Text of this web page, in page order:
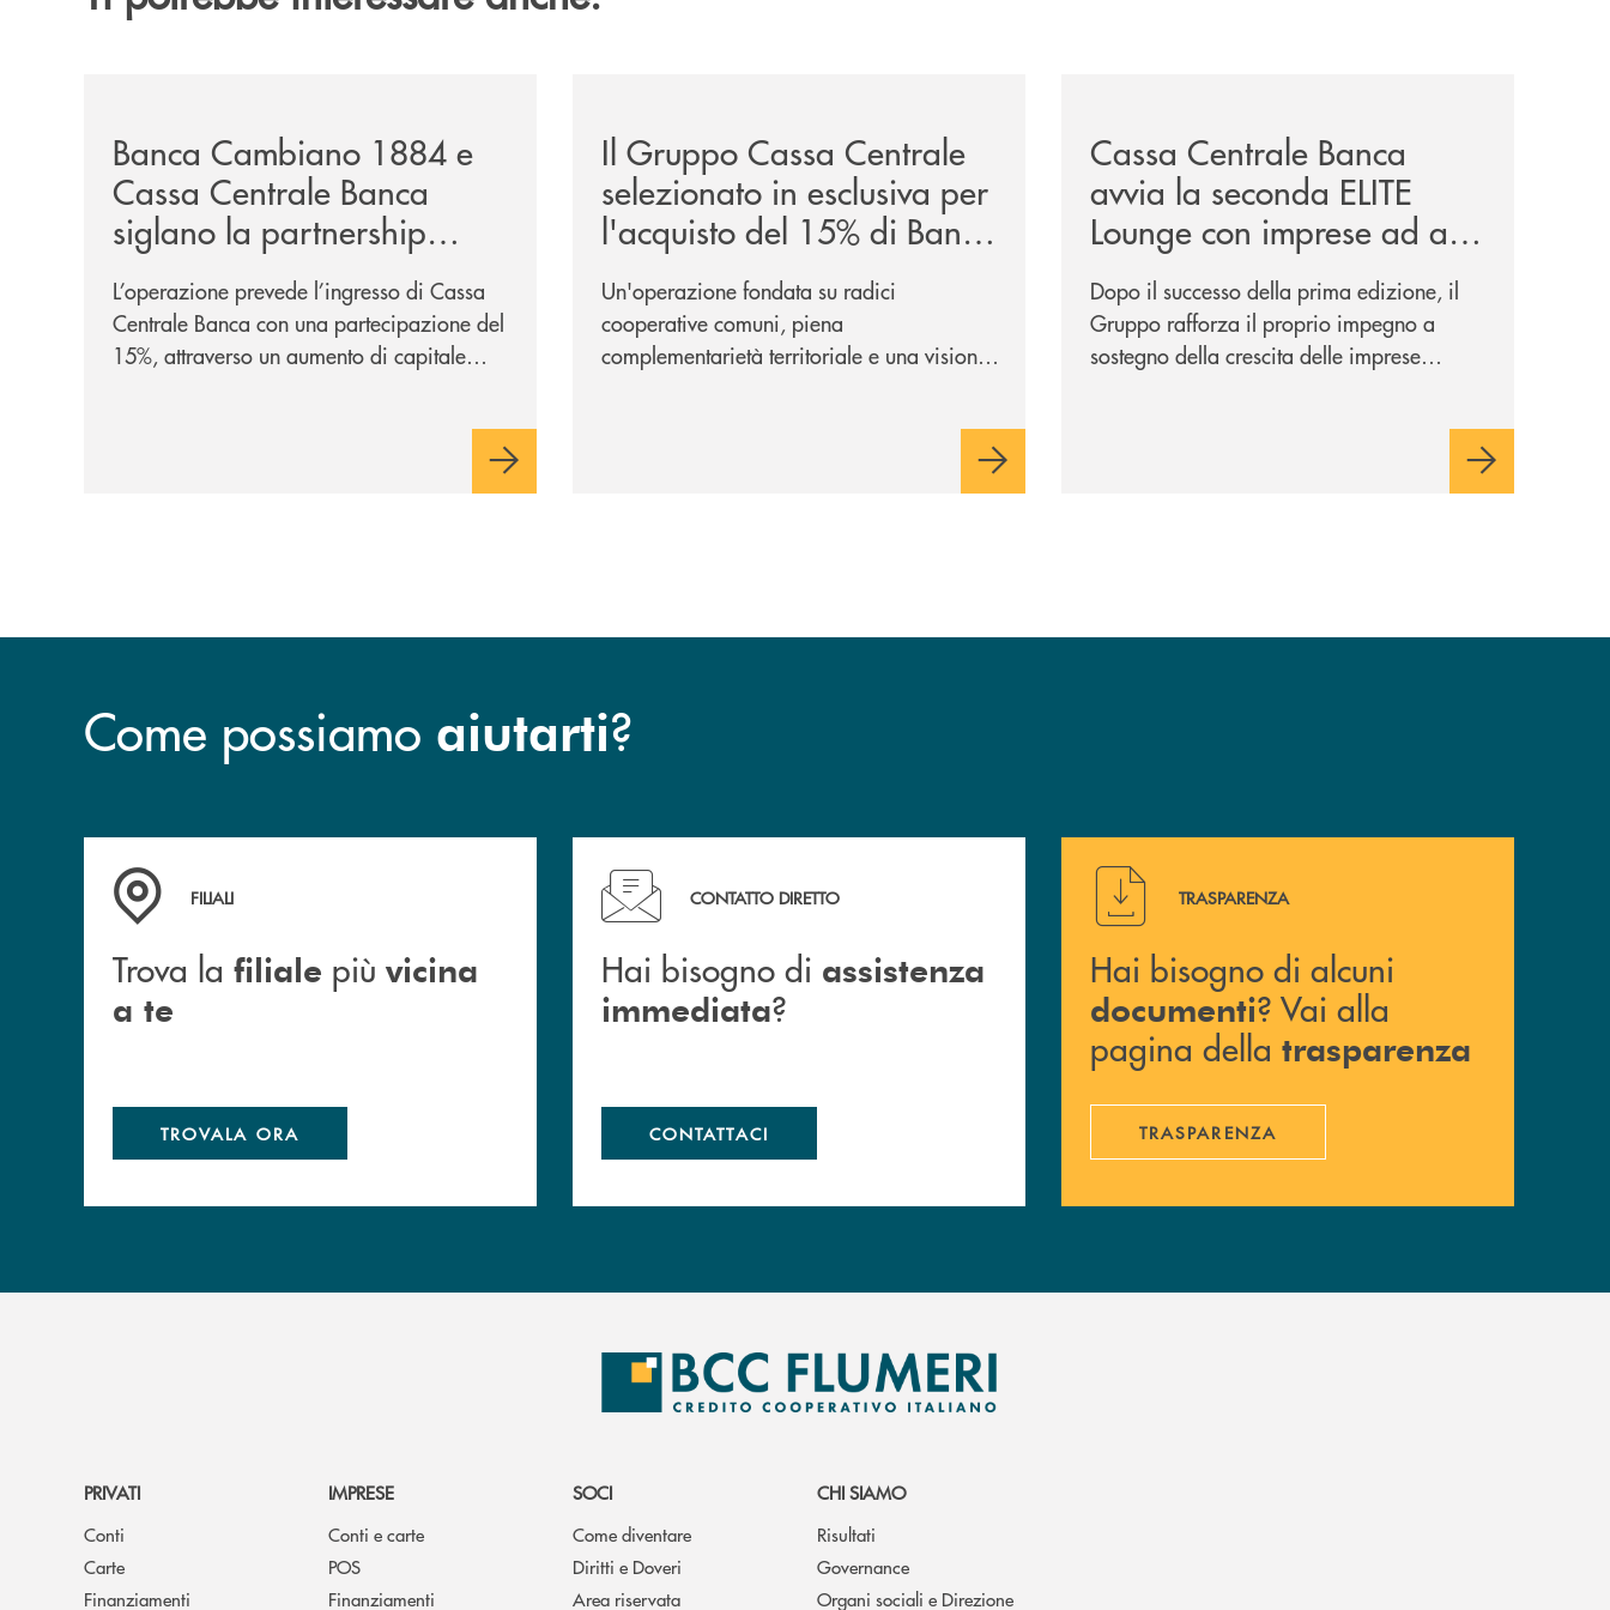
Banca Cambiano 1884 e
Cassa Centrale Banca
siglano la partnership
strategica
L’operazione prevede l’ingresso di Cassa
Centrale Banca con una partecipazione del
15%, attraverso un aumento di capitale
sulla condivisione di valori comuni e sulla
prossimità ai territori, per ampliare l’offerta
Il Gruppo Cassa Centrale
selezionato in esclusiva per
l'acquisto del 15% di Banca
Cambiano 1884
Un'operazione fondata su radici
cooperative comuni, piena
complementarietà territoriale e una visione
Cassa Centrale Banca
avvia la seconda ELITE
Lounge con imprese ad alto
potenziale
Dopo il successo della prima edizione, il
Gruppo rafforza il proprio impegno a
sostegno della crescita delle imprese
Come possiamo aiutarti?
Trova la filiale più vicina a te
FILIALI
Trova la filiale più vicina
a te
TROVALA ORA
Hai bisogno di assistenza immediata ?
CONTATTO DIRETTO
Hai bisogno di assistenza
immediata?
CONTATTACI
Hai bisogno di alcuni documenti ? Vai alla pagina della
TRASPARENZA
Hai bisogno di alcuni
documenti? Vai alla
pagina della trasparenza
TRASPARENZA
PRIVATI
Conti
Carte
Finanziamenti
IMPRESE
Conti e carte
POS
Finanziamenti
SOCI
Come diventare
Diritti e Doveri
Area riservata
CHI SIAMO
Risultati
Governance
Organi sociali e Direzione